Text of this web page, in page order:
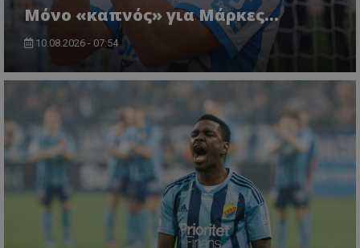
Μόνο «καπνός» για Μάρκες…
10.08.2026 - 07:54